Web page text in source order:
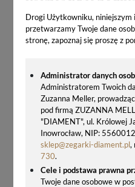
Drogi Użytkowniku, niniejszym
przetwarzamy Twoje dane
stronę, zapoznaj się proszę z
Administrator danych
Administratorem Twoich
Zuzanna Meller,
pod firmą ZUZANNA
"DIAMENT", ul. Królowej
Inowrocław, NIP:
sklep@zegarki-diament.pl,
730.
Cele i podstawa prawna
Twoje dane osobowe w